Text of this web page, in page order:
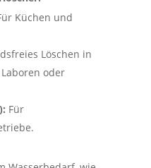
Küchen und
Löschen in
oder
Für